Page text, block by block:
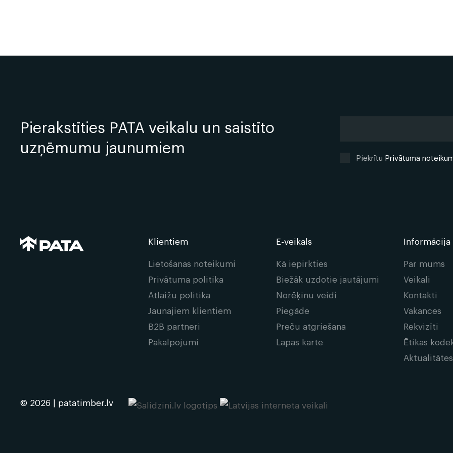
Pierakstīties PATA veikalu un saistīto
uzņēmumu jaunumiem
Piekrītu Privātuma
Klientiem
Lietošanas noteikumi
Privātuma politika
Atlaižu politika
Jaunajiem klientiem
B2B partneri
Pakalpojumi
E-veikals
Kā iepirkties
Biežāk uzdotie jautājumi
Norēķinu veidi
Piegāde
Preču atgriešana
Lapas karte
Informācija
Par mums
Veikali
Kontakti
Vakances
Rekvizīti
Ētikas
Aktualitātes
© 2026 | patatimber.lv